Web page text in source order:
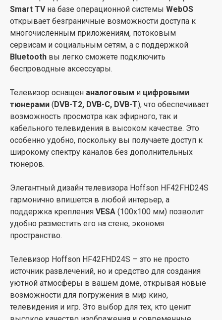
Smart TVна базе операционной системы WebOS
открывает безграничные возможности доступа к
многочисленным приложениям, потоковым
сервисам и социальным сетям, а с поддержкой
Bluetooth вы легко сможете подключить
беспроводные аксессуары.
Телевизор оснащен аналоговым и цифровыми
тюнерами (DVB-T2, DVB-C, DVB-T), что обеспечивает
возможность просмотра как эфирного, так и
кабельного телевидения в высоком качестве. Это
особенно удобно, поскольку вы получаете доступ к
широкому спектру каналов без дополнительных
тюнеров.
Элегантный дизайн телевизора Hoffson HF42FHD24S
гармонично впишется в любой интерьер, а
поддержка крепления VESA (100х100 мм) позволит
удобно разместить его на стене, экономя
пространство.
Телевизор Hoffson HF42FHD24S – это не просто
источник развлечений, но и средство для создания
уютной атмосферы в вашем доме, открывая новые
возможности для погружения в мир кино,
телевидения и игр. Это выбор для тех, кто ценит